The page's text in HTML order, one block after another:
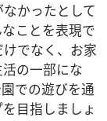
かったとして
ことを表現で
でなく、お家
の一部にな
での遊びを通
目指しましょ